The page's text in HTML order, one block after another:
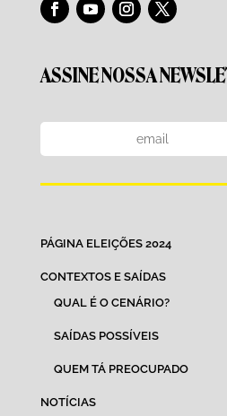
ASSINE NOSSA
PÁGINA ELEIÇÕES 2024
CONTEXTOS E SAÍDAS
QUAL É O CENÁRIO?
SAÍDAS POSSÍVEIS
QUEM TÁ PREOCUPADO
NOTÍCIAS